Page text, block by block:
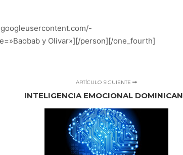
y Olivar»][/person][/one_fourth]
ARTÍCULO SIGUIENTE
INTELIGENCIA EMOCIONAL